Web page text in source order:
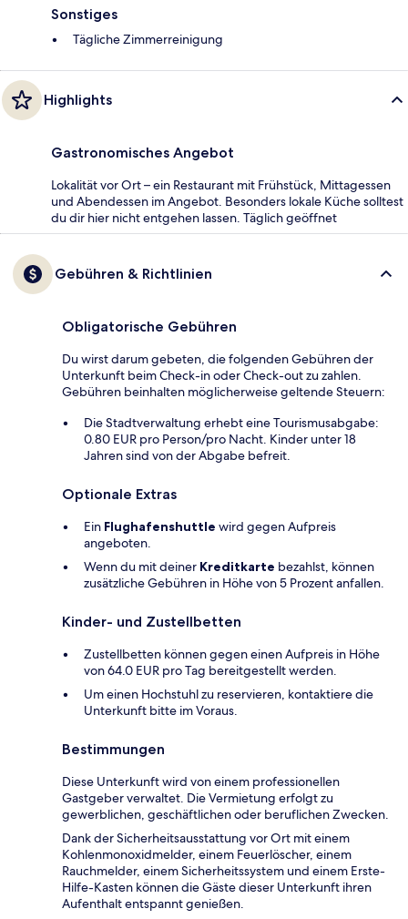
Sonstiges
Tägliche Zimmerreinigung
Highlights
Gastronomisches Angebot
Lokalität vor Ort – ein Restaurant mit Frühstück, Mittagessen
und Abendessen im Angebot. Besonders lokale Küche solltest
du dir hier nicht entgehen lassen. Täglich geöffnet
Gebühren & Richtlinien
Obligatorische Gebühren
Du wirst darum gebeten, die folgenden Gebühren der
Unterkunft beim Check-in oder Check-out zu zahlen.
Gebühren beinhalten möglicherweise geltende Steuern:
Die Stadtverwaltung erhebt eine Tourismusabgabe:
0.80 EUR pro Person/pro Nacht. Kinder unter 18
Jahren sind von der Abgabe befreit.
Optionale Extras
Ein Flughafenshuttle wird gegen Aufpreis
angeboten.
Wenn du mit deiner Kreditkarte bezahlst, können
zusätzliche Gebühren in Höhe von 5 Prozent anfallen.
Kinder- und Zustellbetten
Zustellbetten können gegen einen Aufpreis in Höhe
von 64.0 EUR pro Tag bereitgestellt werden.
Um einen Hochstuhl zu reservieren, kontaktiere die
Unterkunft bitte im Voraus.
Bestimmungen
Diese Unterkunft wird von einem professionellen
Gastgeber verwaltet. Die Vermietung erfolgt zu
gewerblichen, geschäftlichen oder beruflichen Zwecken.
Dank der Sicherheitsausstattung vor Ort mit einem
Kohlenmonoxidmelder, einem Feuerlöscher, einem
Rauchmelder, einem Sicherheitssystem und einem Erste-
Hilfe-Kasten können die Gäste dieser Unterkunft ihren
Aufenthalt entspannt genießen.